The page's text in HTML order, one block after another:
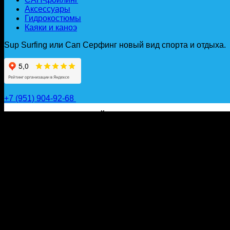
Аксессуары
Гидрокостюмы
Каяки и каноэ
Sup Surfing или Сап Серфинг новый вид спорта и отдыха.
+7 (951) 904-92-68